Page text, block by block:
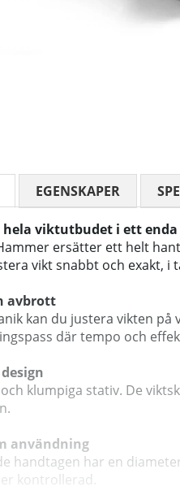
viktutbudet i ett enda
ersätter ett helt
vikt snabbt och exakt, i
avbrott
kan du justera vikten
där tempo och
klumpiga stativ. De
användning
handtagen har en
kontrollerad.
EGENSKAPER